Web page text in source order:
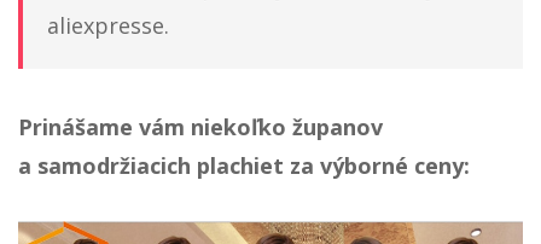
aliexpresse.
Prinášame vám niekoľko županov
a samodržiacich plachiet za výborné ceny: